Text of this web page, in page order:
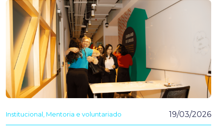
Institucional Mentoria e voluntariado 19/03/2026